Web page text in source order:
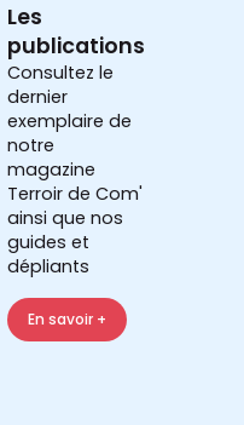
Les
publications
Consultez le
dernier
exemplaire de
notre
magazine
Terroir de Com'
ainsi que nos
guides et
dépliants
En savoir +